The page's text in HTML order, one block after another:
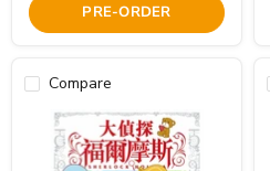
PRE-ORDER
Compare